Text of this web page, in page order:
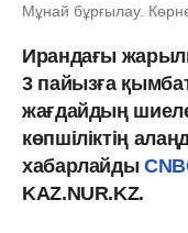
Мұнай бұрғылау.
Ирандағы
3 пайызға
жағдайдың
көпшіліктің
хабарлайды
KAZ.NUR.KZ.